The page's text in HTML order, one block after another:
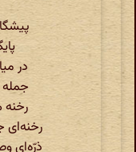
در
جمله
رخنه‌ای
ذرّه‌ای